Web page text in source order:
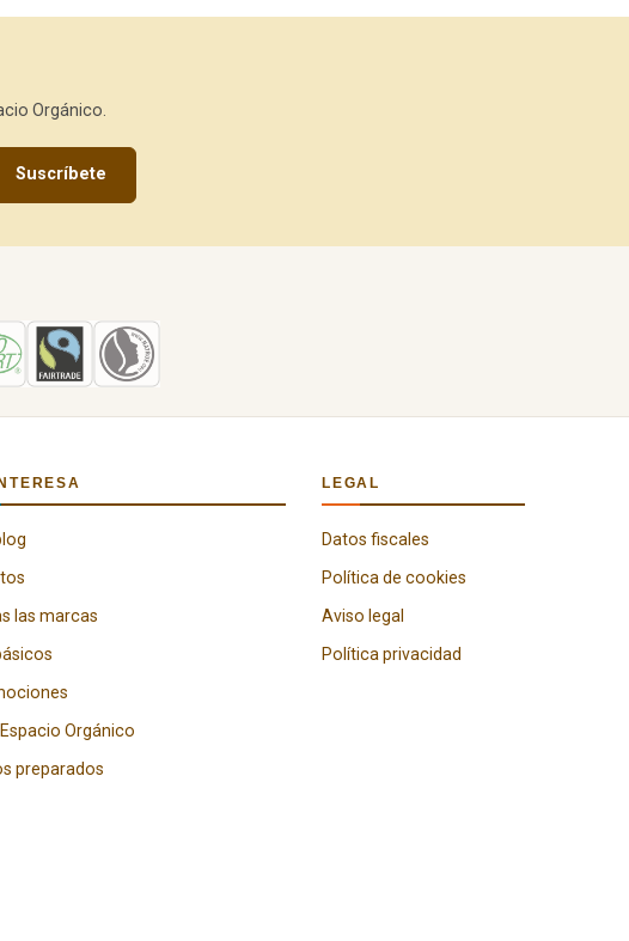
Orgánico.
Suscríbete
las marcas
Orgánico
preparados
LEGAL
Datos fiscales
Política de cookies
Aviso legal
Política privacidad